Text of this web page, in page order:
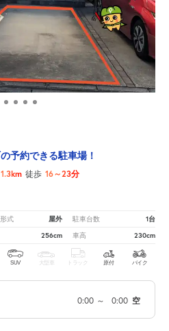
予約できる駐車場！
1.3km 徒歩 16～23分
式 屋外 駐車台数 1台
256cm 車高 230cm
SUV 大型車 トラック 原付 バイク
0:00 ～ 0:00 空